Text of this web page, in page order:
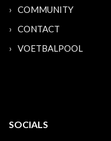
COMMUNITY
CONTACT
VOETBALPOOL
SOCIALS